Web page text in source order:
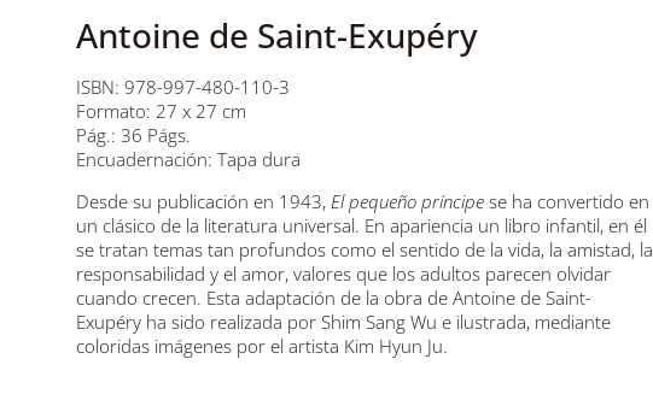
Antoine de Saint-Exupéry
ISBN: 978-997-480-110-3
Formato: 27 x 27 cm
Pág.: 36 Págs.
Encuadernación: Tapa dura
Desde su publicación en 1943, El pequeño príncipe se ha convertido en
un clásico de la literatura universal. En apariencia un libro infantil, en él
se tratan temas tan profundos como el sentido de la vida, la amistad, la
responsabilidad y el amor, valores que los adultos parecen olvidar
cuando crecen. Esta adaptación de la obra de Antoine de Saint-
Exupéry ha sido realizada por Shim Sang Wu e ilustrada, mediante
coloridas imágenes por el artista Kim Hyun Ju.